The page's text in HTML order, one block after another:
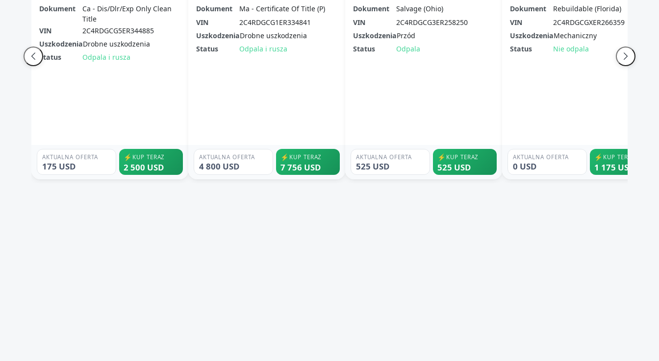
Dokument
Ca - Dis/Dlr/Exp Only Clean
Title
VIN
2C4RDGCG5ER344885
UszkodzeniaDrobne uszkodzenia
Status
Odpala i rusza
AKTUALNA OFERTA
175 USD
⚡ KUP TERAZ
2 500 USD
Dokument
Ma - Certificate Of Title (P)
VIN
2C4RDGCG1ER334841
UszkodzeniaDrobne uszkodzenia
Status
Odpala i rusza
AKTUALNA OFERTA
4 800 USD
⚡ KUP TERAZ
7 756 USD
Dokument
Salvage (Ohio)
VIN
2C4RDGCG3ER258250
UszkodzeniaPrzód
Status
Odpala
AKTUALNA OFERTA
525 USD
⚡ KUP TERAZ
525 USD
Dokument
Rebuildable (Florida)
VIN
2C4RDGCGXER266359
UszkodzeniaMechaniczny
Status
Nie odpala
AKTUALNA OFERTA
0 USD
⚡ KUP TERAZ
1 175 USD